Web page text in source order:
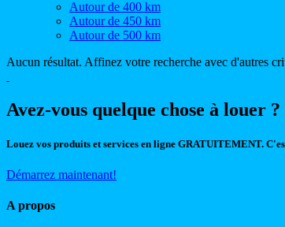
Autour de 400 km
Autour de 450 km
Autour de 500 km
Aucun résultat. Affinez votre recherche avec d'autres
Avez-vous quelque chose à louer ?
Louez vos produits et services en ligne GRATUITEMENT.
Démarrez maintenant!
A propos